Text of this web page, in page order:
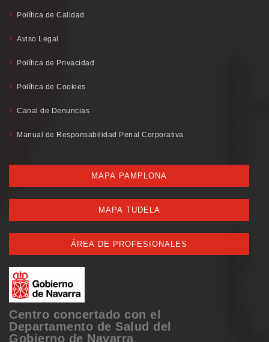
Política de Calidad
Aviso Legal
Política de Privacidad
Política de Cookies
Canal de Denuncias
Manual de Responsabilidad Penal Corporativa
MAPA PAMPLONA
MAPA TUDELA
ÁREA DE PROFESIONALES
Centro concertado con el
Departamento de Salud del
Gobierno de Navarra